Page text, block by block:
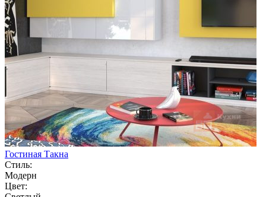
Гостиная Такна
Стиль:
Модерн
Цвет: